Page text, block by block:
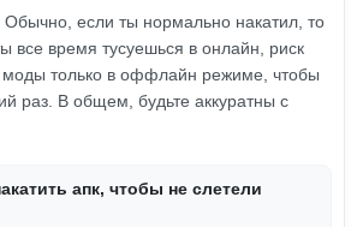
Обычно, если ты нормально накатил, то
все время тусуешься в онлайн, риск
моды только в оффлайн режиме, чтобы
раз. В общем, будьте аккуратны с
апк, чтобы не слетели